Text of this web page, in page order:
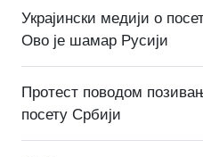
Украјински медији о
Ово је шамар Русији
Протест поводом
посету Србији